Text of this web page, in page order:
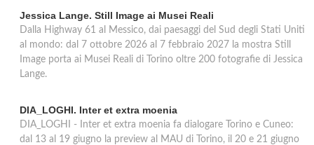
Jessica Lange. Still Image ai Musei Reali
Dalla Highway 61 al Messico, dai paesaggi del Sud degli Stati Uniti
al mondo: dal 7 ottobre 2026 al 7 febbraio 2027 la mostra Still
Image porta ai Musei Reali di Torino oltre 200 fotografie di Jessica
Lange.
DIA_LOGHI. Inter et extra moenia
DIA_LOGHI - Inter et extra moenia fa dialogare Torino e Cuneo:
dal 13 al 19 giugno la preview al MAU di Torino, il 20 e 21 giugno